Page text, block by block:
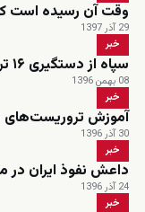
وقت آن رسیده است که
29 آذر 1397
خبر
سپاه از دستگیری ۱۶ تروریست داعشی در غرب کشور خبر داد
08 بهمن 1396
خبر
آموزش
30 آذر 1396
خبر
داعش نفوذ ایران در
24 آذر 1396
خبر